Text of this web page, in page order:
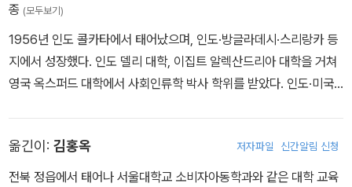
종 (모두보기)
1956년 인도 콜카타에서 태어났으며, 인도·방글라데시·스리랑카 등
지에서 성장했다. 인도 델리 대학, 이집트 알렉산드리아 대학을 거쳐
영국 옥스퍼드 대학에서 사회인류학 박사 학위를 받았다. 인도·미국·
로 분류할 법한 첫 장편소설 《이성의 순환(The Circle of Reaso
n)》으로 메디치상을, 영국이 식민지 인도에서 철수한 때부터 한 인도
옮긴이: 김홍옥 저자파일 신간알림 신청
전북 정읍에서 태어나 서울대학교 소비자아동학과와 같은 대학 교육